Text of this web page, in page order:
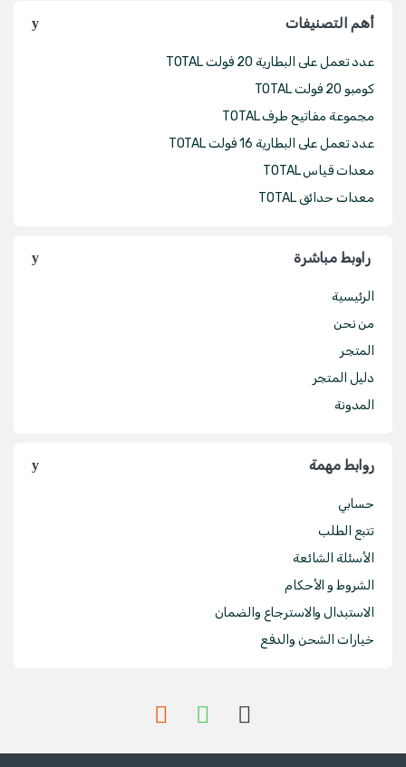
أهم التصنيفات
عدد تعمل على البطارية 20 فولت TOTAL
كومبو 20 فولت TOTAL
مجموعة مفاتيح طرف TOTAL
عدد تعمل على البطارية 16 فولت TOTAL
معدات قياس TOTAL
معدات حدائق TOTAL
راوبط مباشرة
الرئيسية
من نحن
المتجر
دليل المتجر
المدونة
روابط مهمة
حسابي
تتبع الطلب
الأسئلة الشائعة
الشروط و الأحكام
الاستبدال والاسترجاع والضمان
خيارات الشحن والدفع